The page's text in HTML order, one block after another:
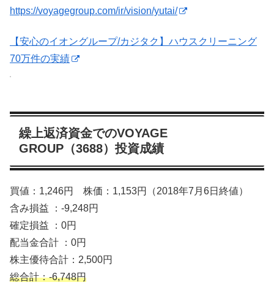
https://voyagegroup.com/ir/vision/yutai/
【安心のイオングループ/カジタク】ハウスクリーニング
70万件の実績
繰上返済資金でのVOYAGE
GROUP（3688）投資成績
買値：1,246円 株価：1,153円（2018年7月6日終値）
含み損益 ：-9,248円
確定損益 ：0円
配当金合計 ：0円
株主優待合計：2,500円
総合計：-6,748円